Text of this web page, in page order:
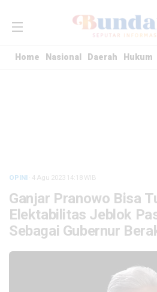
Home Nasional Daerah Hukum
OPINI · 4 Agu 2023 14:18WIB
Ganjar Pranowo Bisa
Elektabilitas Jeblok
Sebagai Gubernur